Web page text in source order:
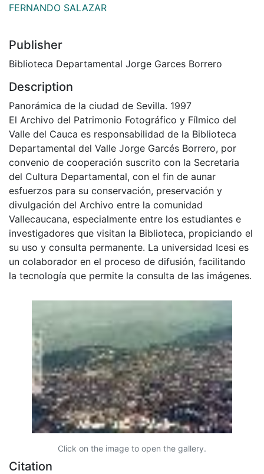
FERNANDO SALAZAR
Publisher
Biblioteca Departamental Jorge Garces Borrero
Description
Panorámica de la ciudad de Sevilla. 1997
El Archivo del Patrimonio Fotográfico y Fílmico del
Valle del Cauca es responsabilidad de la Biblioteca
Departamental del Valle Jorge Garcés Borrero, por
convenio de cooperación suscrito con la Secretaria
del Cultura Departamental, con el fin de aunar
esfuerzos para su conservación, preservación y
divulgación del Archivo entre la comunidad
Vallecaucana, especialmente entre los estudiantes e
investigadores que visitan la Biblioteca, propiciando el
su uso y consulta permanente. La universidad Icesi es
un colaborador en el proceso de difusión, facilitando
la tecnología que permite la consulta de las imágenes.
Click on the image to open the gallery.
Citation